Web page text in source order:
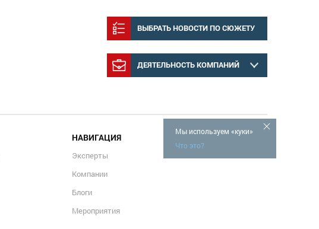
ВЫБРАТЬ НОВОСТИ ПО СЮЖЕТУ
ДЕЯТЕЛЬНОСТЬ КОМПАНИЙ
Мы используем «куки»
Что это?
НАВИГАЦИЯ
Эксперты
Компании
Блоги
Мероприятия